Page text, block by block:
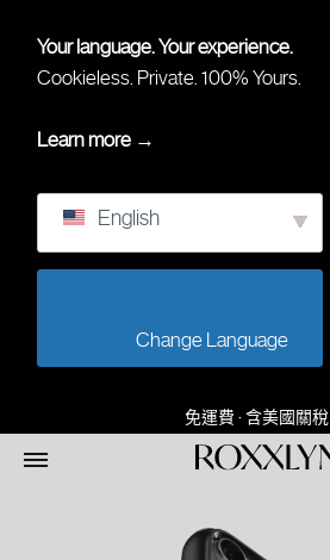
Your language. Your experience.
Cookieless. Private. 100% Yours.
Learn more →
English
免運費 · 含美國關稅